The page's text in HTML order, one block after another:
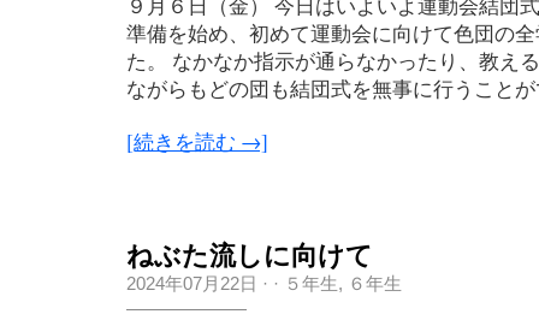
準備を始め、初めて運動会に向けて色団の
た。 なかなか指示が通らなかったり、教え
ながらもどの団も結団式を無事に行うこと
[続きを読む →]
ねぶた流しに向けて
2024年07月22日 · · ５年生, ６年生